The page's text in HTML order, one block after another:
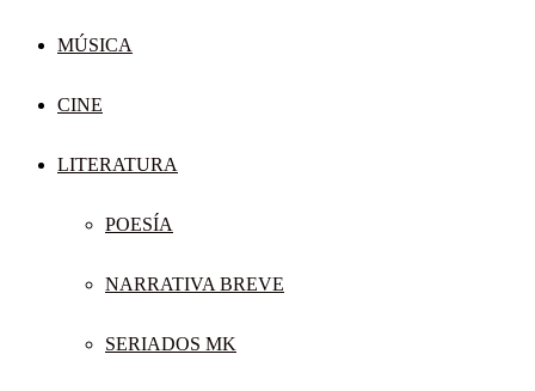
MÚSICA
CINE
LITERATURA
POESÍA
NARRATIVA BREVE
SERIADOS MK